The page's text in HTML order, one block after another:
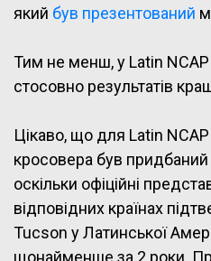
який був презентований
Тим не менш, у Latin
стосовно результатів
Цікаво, що для Latin
кросовера був
оскільки офіційні
відповідних країнах
Tucson у Латинської
щонайменше за 2 роки.